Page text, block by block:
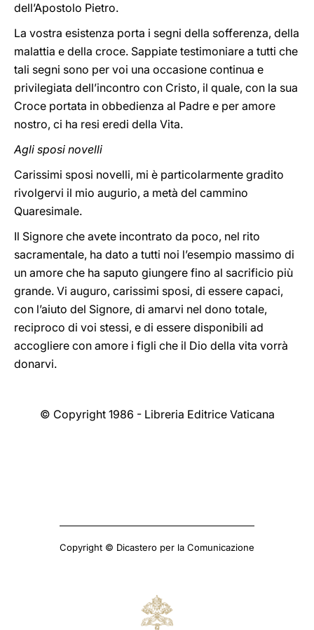
dell’Apostolo Pietro.
La vostra esistenza porta i segni della sofferenza, della
malattia e della croce. Sappiate testimoniare a tutti che
tali segni sono per voi una occasione continua e
privilegiata dell’incontro con Cristo, il quale, con la sua
Croce portata in obbedienza al Padre e per amore
nostro, ci ha resi eredi della Vita.
Agli sposi novelli
Carissimi sposi novelli, mi è particolarmente gradito
rivolgervi il mio augurio, a metà del cammino
Quaresimale.
Il Signore che avete incontrato da poco, nel rito
sacramentale, ha dato a tutti noi l’esempio massimo di
un amore che ha saputo giungere fino al sacrificio più
grande. Vi auguro, carissimi sposi, di essere capaci,
con l’aiuto del Signore, di amarvi nel dono totale,
reciproco di voi stessi, e di essere disponibili ad
accogliere con amore i figli che il Dio della vita vorrà
donarvi.
© Copyright 1986 - Libreria Editrice Vaticana
Copyright © Dicastero per la Comunicazione